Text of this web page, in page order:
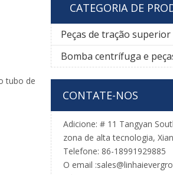
tubo de
CATEGORIA DE
Peças de tração superior
Bomba centrífuga e
CONTATE-NOS
Adicione: # 11 Tangyan
zona de alta tecnologia,
Telefone: 86-18991929885
O email :